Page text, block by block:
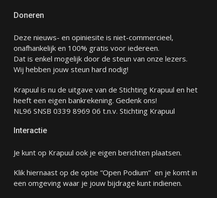
Doneren
Deze nieuws- en opiniesite is niet-commercieel,
onafhankelijk en 100% gratis voor iedereen.
Dat is enkel mogelijk door de steun van onze lezers.
Wij hebben jouw steun hard nodig!
Krapuul is nu de uitgave van de Stichting Krapuul en het
heeft een eigen bankrekening. Gedenk ons!
NL96 SNSB 0339 8969 06 t.n.v. Stichting Krapuul
Interactie
Je kunt op Krapuul ook je eigen berichten plaatsen.
Klik hiernaast op de optie “Open Podium” en je komt in
een omgeving waar je jouw bijdrage kunt indienen.